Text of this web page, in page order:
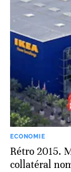
ECONOMIE
Rétro 2015.
collatéral